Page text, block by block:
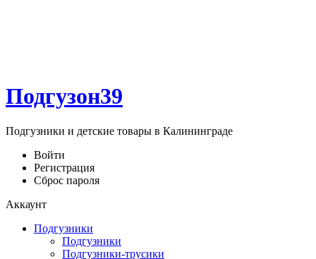
Подгузон39
Подгузники и детские товары в Калининграде
Войти
Регистрация
Сброс пароля
Аккаунт
Подгузники
Подгузники
Подгузники-трусики